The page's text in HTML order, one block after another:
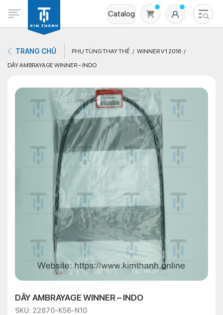
Catalog
Không có sản phẩm nào trong giỏ hàng
TRANG CHỦ PHỤ TÙNG THAY THẾ
WINNER V1 2016
DÂY AMBRAYAGE WINNER – INDO
DÂY AMBRAYAGE WINNER – INDO
SKU: 22870-K56-N10